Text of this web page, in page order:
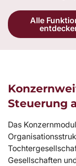
Alle
Steuerung
Das
Gesellschaften